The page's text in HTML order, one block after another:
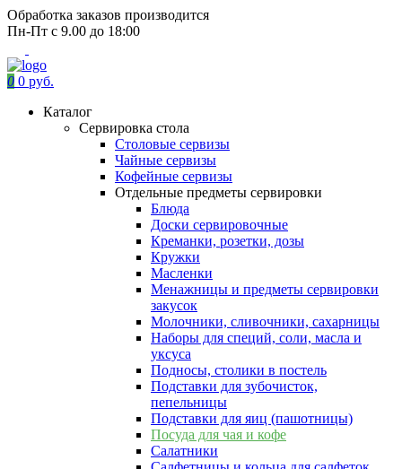
Обработка заказов производится
Пн-Пт с 9.00 до 18:00
0 0 руб.
Каталог
Сервировка стола
Столовые сервизы
Чайные сервизы
Кофейные сервизы
Отдельные предметы сервировки
Блюда
Доски сервировочные
Креманки, розетки, дозы
Кружки
Масленки
Менажницы и предметы сервировки
закусок
Молочники, сливочники, сахарницы
Наборы для специй, соли, масла и
уксуса
Подносы, столики в постель
Подставки для зубочисток,
пепельницы
Подставки для яиц (пашотницы)
Посуда для чая и кофе
Салатники